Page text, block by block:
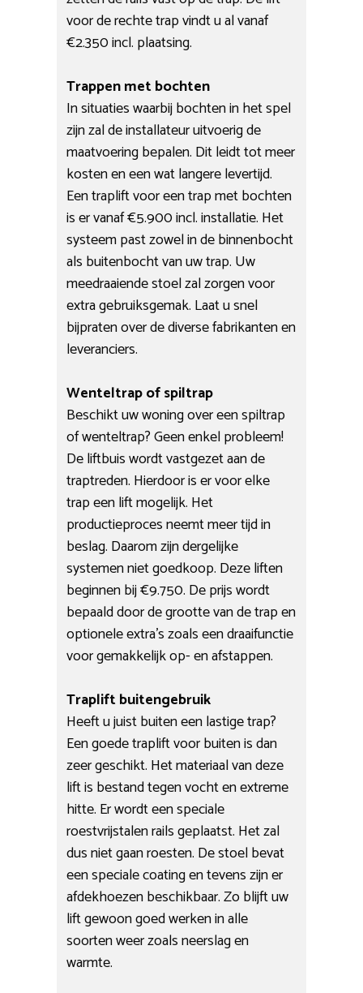
voor de rechte trap vindt u al vanaf
€2.350 incl. plaatsing.
Trappen met bochten
In situaties waarbij bochten in het spel
zijn zal de installateur uitvoerig de
maatvoering bepalen. Dit leidt tot meer
kosten en een wat langere levertijd.
Een traplift voor een trap met bochten
is er vanaf €5.900 incl. installatie. Het
systeem past zowel in de binnenbocht
als buitenbocht van uw trap. Uw
meedraaiende stoel zal zorgen voor
extra gebruiksgemak. Laat u snel
bijpraten over de diverse fabrikanten en
leveranciers.
Wenteltrap of spiltrap
Beschikt uw woning over een spiltrap
of wenteltrap? Geen enkel probleem!
De liftbuis wordt vastgezet aan de
traptreden. Hierdoor is er voor elke
trap een lift mogelijk. Het
productieproces neemt meer tijd in
beslag. Daarom zijn dergelijke
systemen niet goedkoop. Deze liften
beginnen bij €9.750. De prijs wordt
bepaald door de grootte van de trap en
optionele extra’s zoals een draaifunctie
voor gemakkelijk op- en afstappen.
Traplift buitengebruik
Heeft u juist buiten een lastige trap?
Een goede traplift voor buiten is dan
zeer geschikt. Het materiaal van deze
lift is bestand tegen vocht en extreme
hitte. Er wordt een speciale
roestvrijstalen rails geplaatst. Het zal
dus niet gaan roesten. De stoel bevat
een speciale coating en tevens zijn er
afdekhoezen beschikbaar. Zo blijft uw
lift gewoon goed werken in alle
soorten weer zoals neerslag en
warmte.